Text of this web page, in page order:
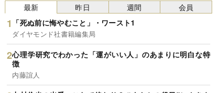
最新
「死ぬ前に悔やむこと」・ワースト1
ダイヤモンド社書籍編集局
心理学研究でわかった「運がいい人」のあまりに明白な特
徴
内藤誼人
昨日 週間 会員